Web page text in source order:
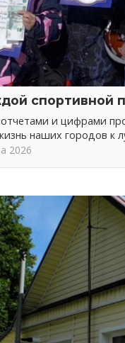
спортивной
отчетами и цифрами
наших городов к
2026